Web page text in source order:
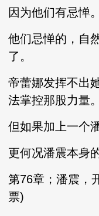
因为他们有忌惮。
他们忌惮的，自
了。
帝蕾娜发挥不出
法掌控那股力量。
但如果加上一个
更何况潘震本身
第76章；潘震，
票)